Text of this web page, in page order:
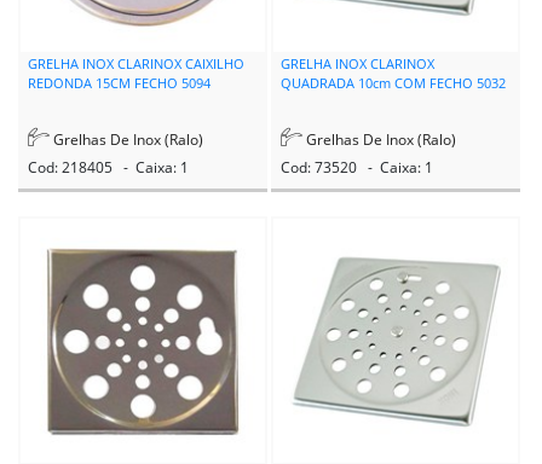
GRELHA INOX CLARINOX CAIXILHO
REDONDA 15CM FECHO 5094
Grelhas De Inox (Ralo)
Cod: 218405 - Caixa: 1
GRELHA INOX CLARINOX
QUADRADA 10cm COM FECHO 5032
Grelhas De Inox (Ralo)
Cod: 73520 - Caixa: 1